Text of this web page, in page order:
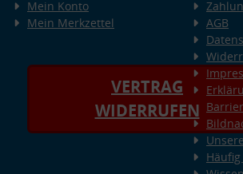
Mein Konto
Mein Merkzettel
VERTRAG
WIDERRUFEN
AGB